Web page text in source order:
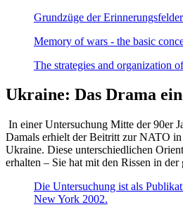
Grundzüge der Erinnerungsfelder
Memory of wars - the basic
The strategies and organization
Ukraine: Das Drama
In einer Untersuchung Mitte der 90er
Damals erhielt der Beitritt zur NATO
Ukraine. Diese unterschiedlichen
erhalten – Sie hat mit den Rissen in
Die Untersuchung ist als
New York 2002.